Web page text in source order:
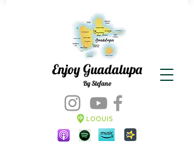
Enjoy Guadalupa
By Stefano